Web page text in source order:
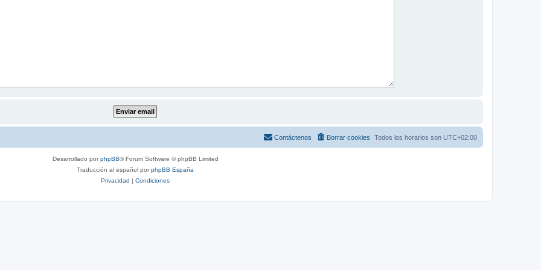
Todos los horarios son UTC+02:00
Borrar cookies
Contáctenos
Desarrollado porphpBB® Forum Software © phpBB Limited
Traducción al español porphpBB España
Privacidad | Condiciones